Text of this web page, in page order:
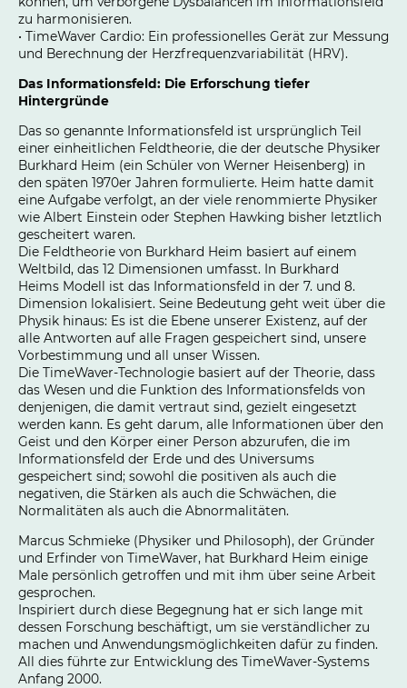
zu harmonisieren.
• TimeWaver Cardio: Ein professionelles Gerät zur Messung
und Berechnung der Herzfrequenzvariabilität (HRV).
Das Informationsfeld: Die Erforschung tiefer
Hintergründe
Das so genannte Informationsfeld ist ursprünglich Teil
einer einheitlichen Feldtheorie, die der deutsche Physiker
Burkhard Heim (ein Schüler von Werner Heisenberg) in
den späten 1970er Jahren formulierte. Heim hatte damit
eine Aufgabe verfolgt, an der viele renommierte Physiker
wie Albert Einstein oder Stephen Hawking bisher letztlich
gescheitert waren.
Die Feldtheorie von Burkhard Heim basiert auf einem
Weltbild, das 12 Dimensionen umfasst. In Burkhard
Heims Modell ist das Informationsfeld in der 7. und 8.
Dimension lokalisiert. Seine Bedeutung geht weit über die
Physik hinaus: Es ist die Ebene unserer Existenz, auf der
alle Antworten auf alle Fragen gespeichert sind, unsere
Vorbestimmung und all unser Wissen.
Die TimeWaver-Technologie basiert auf der Theorie, dass
das Wesen und die Funktion des Informationsfelds von
denjenigen, die damit vertraut sind, gezielt eingesetzt
werden kann. Es geht darum, alle Informationen über den
Geist und den Körper einer Person abzurufen, die im
Informationsfeld der Erde und des Universums
gespeichert sind; sowohl die positiven als auch die
negativen, die Stärken als auch die Schwächen, die
Normalitäten als auch die Abnormalitäten.
Marcus Schmieke (Physiker und Philosoph), der Gründer
und Erfinder von TimeWaver, hat Burkhard Heim einige
Male persönlich getroffen und mit ihm über seine Arbeit
gesprochen.
Inspiriert durch diese Begegnung hat er sich lange mit
dessen Forschung beschäftigt, um sie verständlicher zu
machen und Anwendungsmöglichkeiten dafür zu finden.
All dies führte zur Entwicklung des TimeWaver-Systems
Anfang 2000.